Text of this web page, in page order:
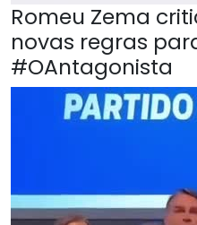
Romeu Zema
novas regras
#OAntagonista